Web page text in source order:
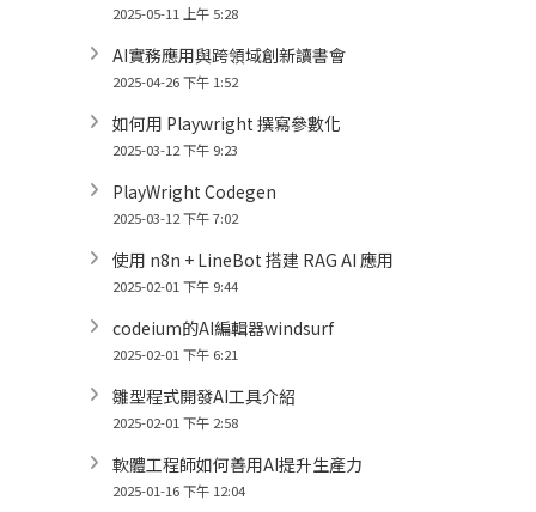
2025-05-11 上午 5:28
AI實務應用與跨領域創新讀書會
2025-04-26 下午 1:52
如何用 Playwright 撰寫參數化
2025-03-12 下午 9:23
PlayWright Codegen
2025-03-12 下午 7:02
使用 n8n + LineBot 搭建 RAG AI 應用
2025-02-01 下午 9:44
codeium的AI編輯器windsurf
2025-02-01 下午 6:21
雛型程式開發AI工具介紹
2025-02-01 下午 2:58
軟體工程師如何善用AI提升生產力
2025-01-16 下午 12:04